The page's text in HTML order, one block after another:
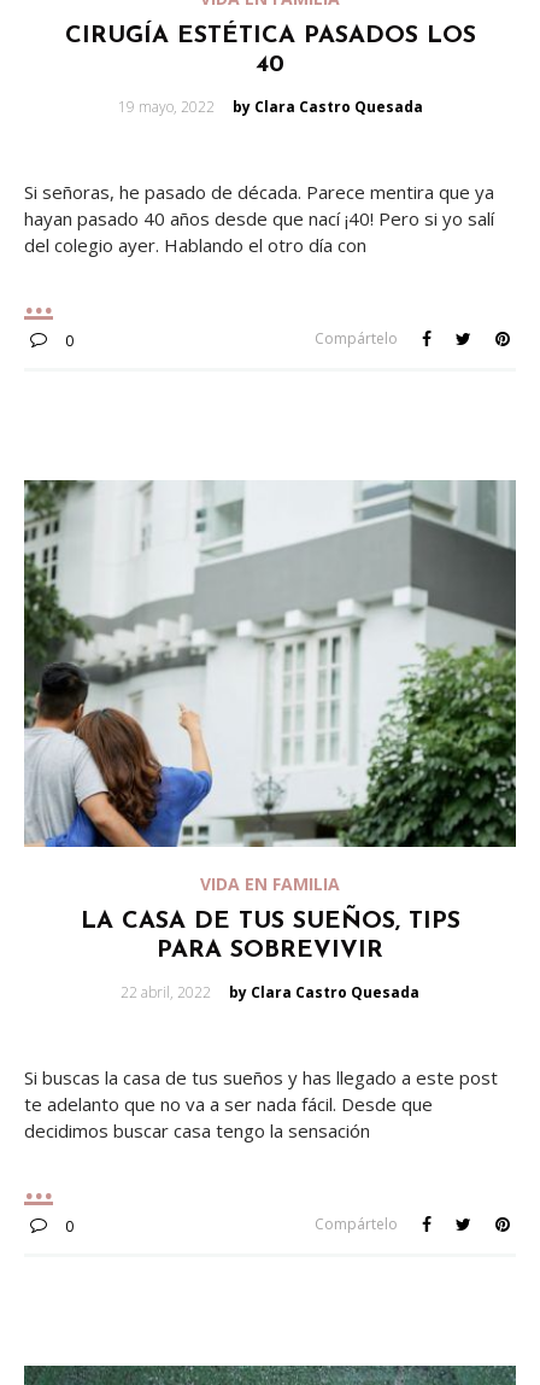
CIRUGÍA ESTÉTICA PASADOS LOS
40
Posted
19 mayo, 2022 by Clara Castro Quesada
Si señoras, he pasado de década. Parece mentira que ya
hayan pasado 40 años desde que nací ¡40! Pero si yo salí
del colegio ayer. Hablando el otro día con
0 Compártelo
VIDA EN FAMILIA
LA CASA DE TUS SUEÑOS, TIPS
PARA SOBREVIVIR
Posted
22 abril, 2022 by Clara Castro Quesada
Si buscas la casa de tus sueños y has llegado a este post
te adelanto que no va a ser nada fácil. Desde que
decidimos buscar casa tengo la sensación
0 Compártelo